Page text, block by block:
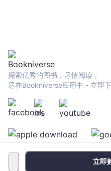
立即
探索优秀的图书，尽情阅读，
尽在Bookniverse应用中 - 立即下